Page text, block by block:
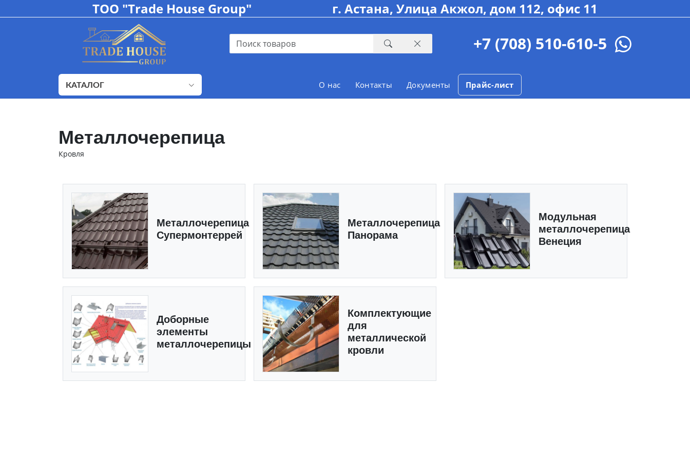
ТОО "Trade House Group" г. Астана, Улица Акжол, дом 112, офис 11
+7 (708) 510-610-5
КАТАЛОГ О нас Контакты Документы Прайс-лист
Металлочерепица
Кровля
Металлочерепица
Супермонтеррей
Металлочерепица
Панорама
Модульная
металлочерепица
Венеция
Доборные
элементы
металлочерепицы
Комплектующие
для
металлической
кровли